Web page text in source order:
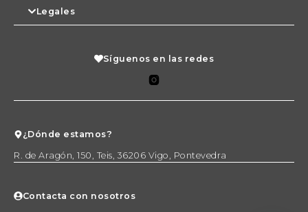
Legales
Síguenos en las redes
¿Dónde estamos?
R. de Aragón, 150, Teis, 36206 Vigo, Pontevedra
Contacta con nosotros